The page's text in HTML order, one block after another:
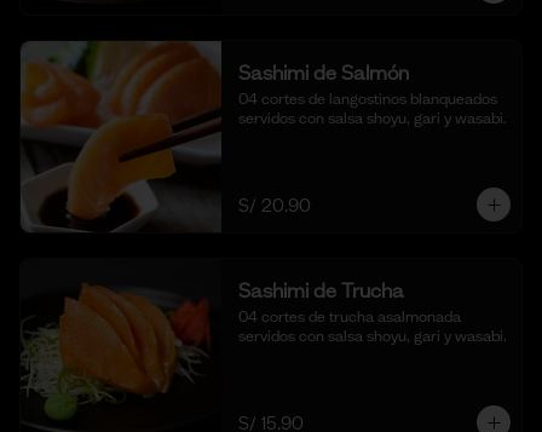
Sashimi de Salmón
04 cortes de langostinos blanqueados
servidos con salsa shoyu, gari y wasabi.
S/ 20.90
Sashimi de Trucha
04 cortes de trucha asalmonada
servidos con salsa shoyu, gari y wasabi.
S/ 15.90